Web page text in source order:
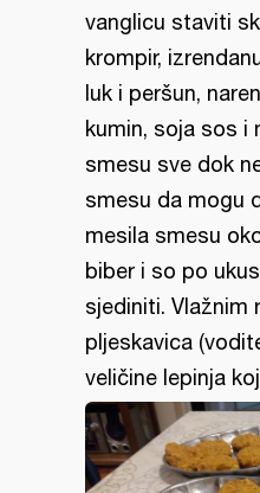
vanglicu staviti
krompir,
luk i peršun,
kumin, soja sos i
smesu sve dok
smesu da mogu
mesila smesu
biber i so po
sjediniti. Vlažnim
pljeskavica
veličine lepinja